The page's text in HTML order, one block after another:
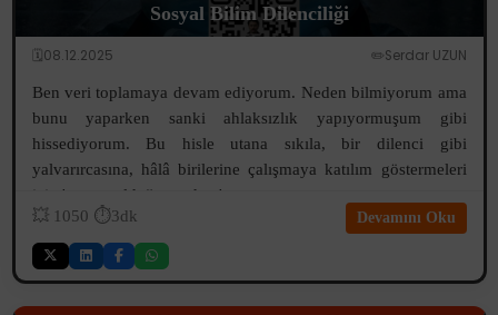
Sosyal Bilim Dilenciliği
🗓️08.12.2025 ✏️Serdar UZUN
Ben veri toplamaya devam ediyorum. Neden bilmiyorum ama
bunu yaparken sanki ahlaksızlık yapıyormuşum gibi
hissediyorum. Bu hisle utana sıkıla, bir dilenci gibi
yalvarırcasına, hâlâ birilerine çalışmaya katılım göstermeleri
için 'uygun olduğunuzda...'...
💥 1050 ⏱️3dk Devamını Oku